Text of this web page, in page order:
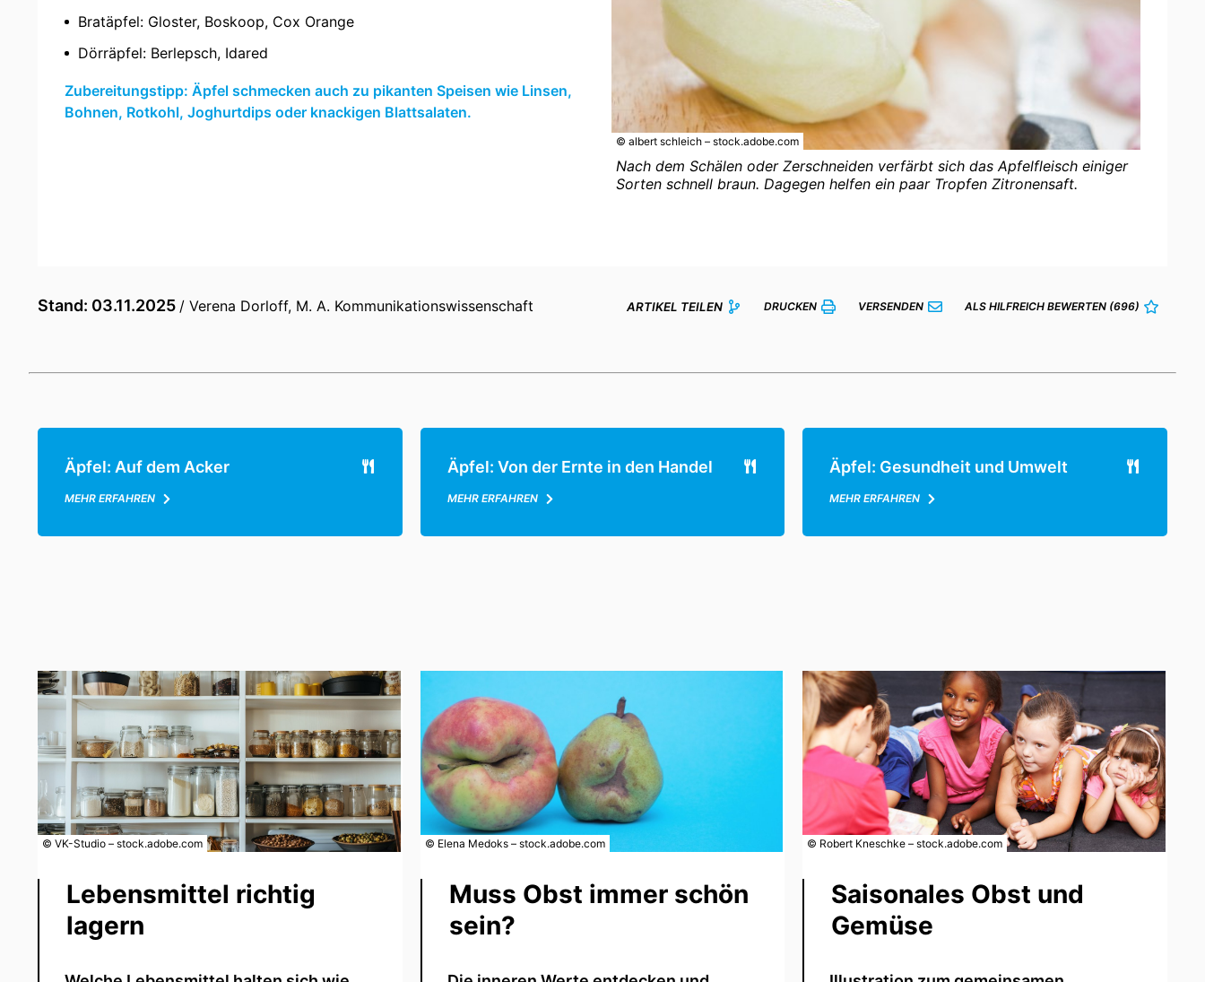
Bratäpfel: Gloster, Boskoop, Cox Orange
Dörräpfel: Berlepsch, Idared
Zubereitungstipp: Äpfel schmecken auch zu pikanten Speisen wie Linsen,
Bohnen, Rotkohl, Joghurtdips oder knackigen Blattsalaten.
© albert schleich – stock.adobe.com
Nach dem Schälen oder Zerschneiden verfärbt sich das Apfelfleisch einiger
Sorten schnell braun. Dagegen helfen ein paar Tropfen Zitronensaft.
Stand: 03.11.2025 / Verena Dorloff, M. A. Kommunikationswissenschaft ARTIKEL TEILEN DRUCKEN VERSENDEN ALS HILFREICH BEWERTEN (696)
Äpfel: Auf dem Acker
MEHR ERFAHREN
Äpfel: Von der Ernte in den Handel
MEHR ERFAHREN
Äpfel: Gesundheit und Umwelt
MEHR ERFAHREN
© VK-Studio – stock.adobe.com
Lebensmittel richtig
lagern
© Elena Medoks – stock.adobe.com
Muss Obst immer schön
sein?
© Robert Kneschke – stock.adobe.com
Saisonales Obst und
Gemüse